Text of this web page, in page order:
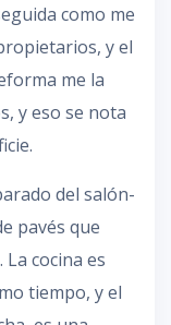
como me
y el
me la
y eso se nota
del salón-
pavés que
cocina es
tiempo, y el